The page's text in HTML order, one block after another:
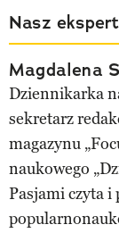
Nasz ekspert
Magdalena
Dziennikarka
sekretarz
magazynu
naukowego
Pasjami czyta i